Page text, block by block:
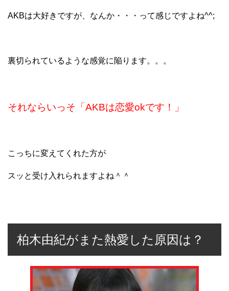
AKBは大好きですが、なんか・・・って感じですよね^^;
裏切られているような感覚に陥ります。。。
それならいっそ「AKBは恋愛okです！」
こっちに変えてくれた方が
スッと受け入れられますよね＾＾
柏木由紀がまた熱愛した原因は？